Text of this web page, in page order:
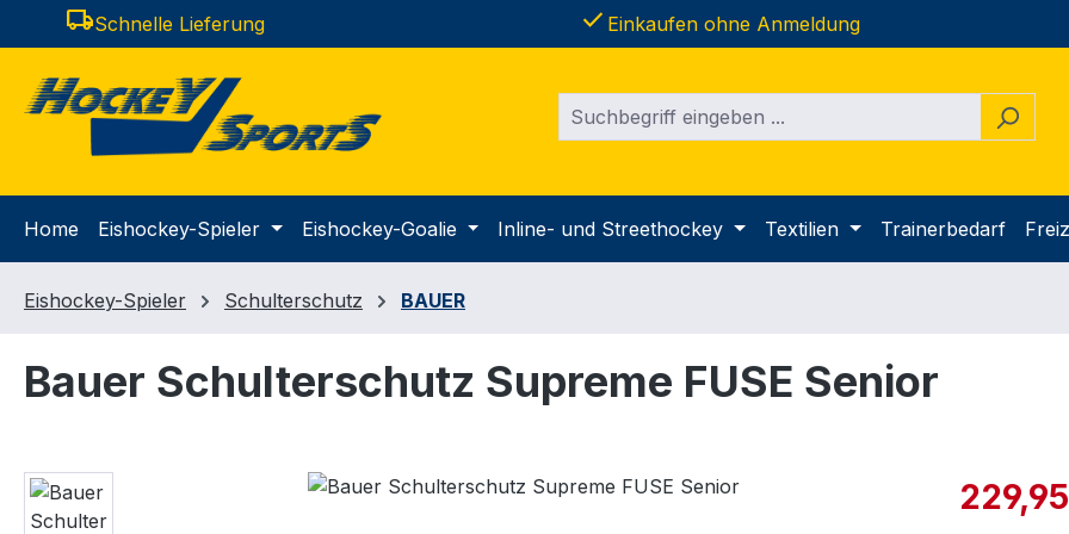
Hauptinhalt springen
Zur Suche springen
Zur Hauptnavigation springen
local_shippingSchnelle Lieferung done Einkaufen ohne Anmeldung
Home Eishockey-Spieler Eishockey-Goalie Inline- und Streethockey Textilien Trainerbedarf
Eishockey-Spieler Schulterschutz BAUER
Bauer Schulterschutz Supreme FUSE Senior
Bildergalerie überspringen